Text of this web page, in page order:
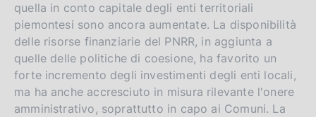
quella in conto capitale degli enti territoriali
piemontesi sono ancora aumentate. La disponibilità
delle risorse finanziarie del PNRR, in aggiunta a
quelle delle politiche di coesione, ha favorito un
forte incremento degli investimenti degli enti locali,
ma ha anche accresciuto in misura rilevante l'onere
amministrativo, soprattutto in capo ai Comuni. La